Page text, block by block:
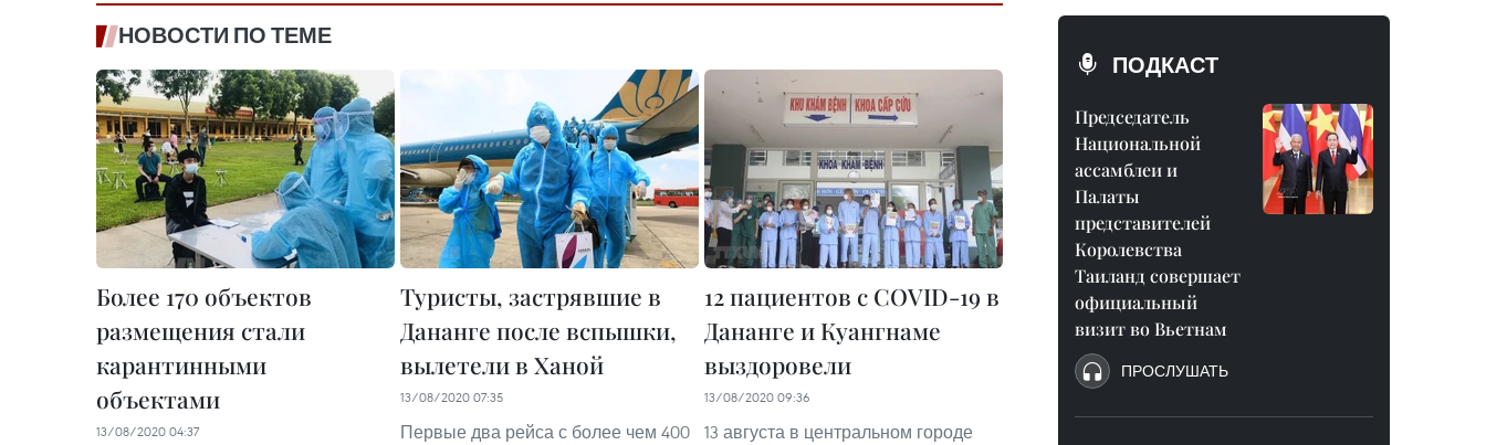
НОВОСТИ ПО ТЕМЕ
Более 170 объектов
размещения стали
карантинными
объектами
13/08/2020 04:37
Туристы, застрявшие в
Дананге после вспышки,
вылетели в Ханой
13/08/2020 07:35
Первые два рейса с более чем 400
12 пациентов с COVID-19 в
Дананге и Куангнаме
выздоровели
13/08/2020 09:36
13 августа в центральном городе
ПОДКАСТ
Председатель
Национальной
ассамблеи и
Палаты
представителей
Королевства
Таиланд совершает
официальный
визит во Вьетнам
ПРОСЛУШАТЬ